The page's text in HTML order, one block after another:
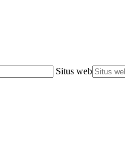
Situs web